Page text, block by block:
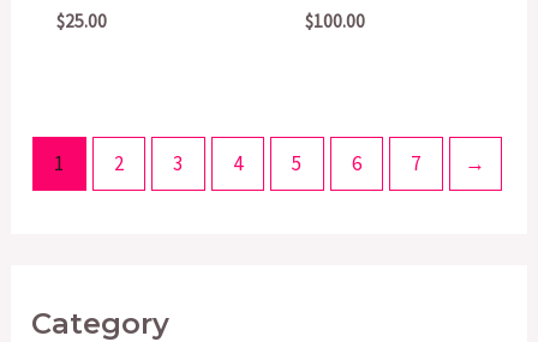
Category
$25.00 $100.00
1 2 3 4 5 6 7 →